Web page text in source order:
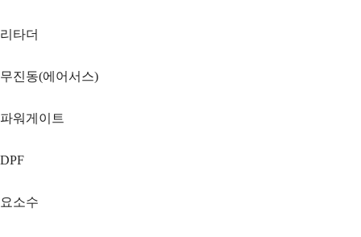
리타더
무진동(에어서스)
파워게이트
DPF
요소수